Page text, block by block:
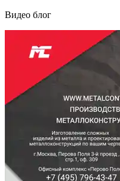
Видео блог